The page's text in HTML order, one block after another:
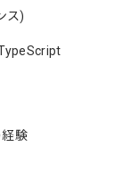
ス)
経験